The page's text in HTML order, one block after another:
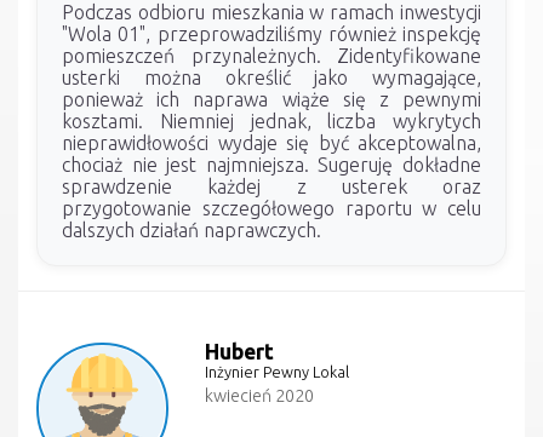
Podczas odbioru mieszkania w ramach inwestycji
"Wola 01", przeprowadziliśmy również inspekcję
pomieszczeń przynależnych. Zidentyfikowane
usterki można określić jako wymagające,
ponieważ ich naprawa wiąże się z pewnymi
kosztami. Niemniej jednak, liczba wykrytych
nieprawidłowości wydaje się być akceptowalna,
chociaż nie jest najmniejsza. Sugeruję dokładne
sprawdzenie każdej z usterek oraz
przygotowanie szczegółowego raportu w celu
dalszych działań naprawczych.
Hubert
Inżynier Pewny Lokal
kwiecień 2020